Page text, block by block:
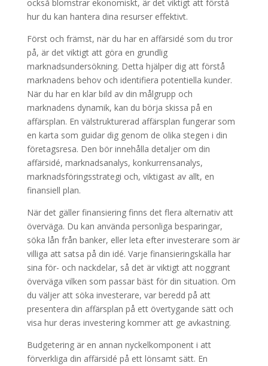
också blomstrar ekonomiskt, är det viktigt att förstå
hur du kan hantera dina resurser effektivt.
Först och främst, när du har en affärsidé som du tror
på, är det viktigt att göra en grundlig
marknadsundersökning. Detta hjälper dig att förstå
marknadens behov och identifiera potentiella kunder.
När du har en klar bild av din målgrupp och
marknadens dynamik, kan du börja skissa på en
affärsplan. En välstrukturerad affärsplan fungerar som
en karta som guidar dig genom de olika stegen i din
företagsresa. Den bör innehålla detaljer om din
affärsidé, marknadsanalys, konkurrensanalys,
marknadsföringsstrategi och, viktigast av allt, en
finansiell plan.
När det gäller finansiering finns det flera alternativ att
överväga. Du kan använda personliga besparingar,
söka lån från banker, eller leta efter investerare som är
villiga att satsa på din idé. Varje finansieringskälla har
sina för- och nackdelar, så det är viktigt att noggrant
överväga vilken som passar bäst för din situation. Om
du väljer att söka investerare, var beredd på att
presentera din affärsplan på ett övertygande sätt och
visa hur deras investering kommer att ge avkastning.
Budgetering är en annan nyckelkomponent i att
förverkliga din affärsidé på ett lönsamt sätt. En